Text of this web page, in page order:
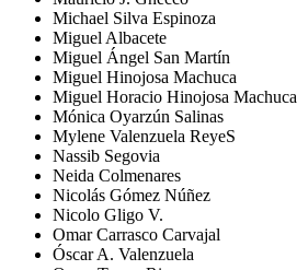
Michael Silva Espinoza
Miguel Albacete
Miguel Ángel San Martín
Miguel Hinojosa Machuca
Miguel Horacio Hinojosa Machuca
Mónica Oyarzún Salinas
Mylene Valenzuela ReyeS
Nassib Segovia
Neida Colmenares
Nicolás Gómez Núñez
Nicolo Gligo V.
Omar Carrasco Carvajal
Óscar A. Valenzuela